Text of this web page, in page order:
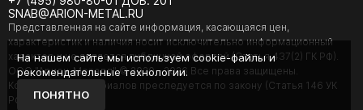
SNAB@ARION-METAL.RU
Представленная на сайте информация, касающаяся цен,
характеристик и наличия носит исключительно информационный
характер и не является публичной офертой (Статья 437(2) ГК РФ).
ООО "Арион-Металл" © 2020 - 2026 Все права защищены.
Копирование материалов преследуется по закону (Статья 146 УК
РФ).
На нашем сайте мы используем cookie-файлы и
рекомендательные технологии.
ПОНЯТНО